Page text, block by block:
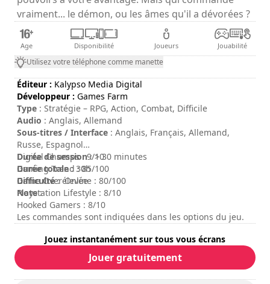
vraiment... le démon, ou les âmes qu'il a dévorées ?
Age Disponibilité Joueurs Jouabilité
Utilisez votre téléphone comme manette
Éditeur : Kalypso Media Digital
Développeur : Games Farm
Type : Stratégie – RPG, Action, Combat, Difficile
Audio : Anglais, Allemand
Sous-titres / Interface : Anglais, Français, Allemand,
Russe, Espagnol
Durée de session: > 30 minutes
Durée totale: 30h
Difficulté: élevée
Note:
Digital Chumps : 9/10
Gaming Trend : 85/100
Game Over Online : 80/100
Playstation Lifestyle : 8/10
Hooked Gamers : 8/10
Les commandes sont indiquées dans les options du jeu.
Jouez instantanément sur tous vous écrans
Jouer gratuitement